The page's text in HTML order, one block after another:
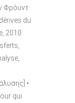
Φρόυντ
du
2010
•
qui